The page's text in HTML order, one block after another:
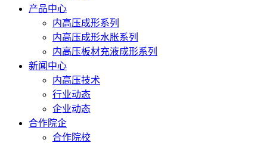
产品中心
内高压成形系列
内高压成形水胀系列
内高压板材充液成形系列
新闻中心
内高压技术
行业动态
企业动态
合作院企
合作院校